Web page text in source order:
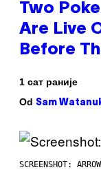
Two
Are Live
Before
1 сат раније
Od Sam
SCREENSHOT: